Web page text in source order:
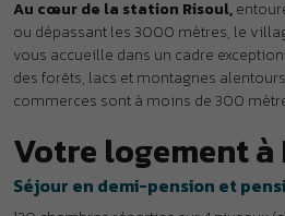
séparé avec 2 lits superposés, salle
impossible.
•Chambre 6 pers. : espace parental
séparé avec 2 x 2 lits superposés, salle
impossible.
Chambre 6 pers. PMR :
espace
nuit séparé avec 2 x 2 lits superposés,
bébé impossible. PMR : 3 chambres
mobilité réduite.